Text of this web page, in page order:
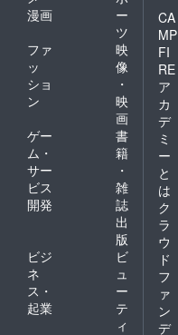
漫画
ー
ツ
ファ
ッ
ショ
ン
映
像
・
映
画
ゲー
ム・
サー
ビス
開発
書
籍
・
雑
誌
出
版
ビジ
ネ
ス・
起業
ビ
ュ
ー
テ
ィ
CA
MP
FI
RE
ア
カ
デ
ミ
ー
と
は
ク
ラ
ウ
ド
フ
ァ
ン
デ